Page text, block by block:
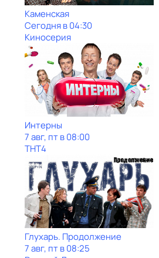
Каменская
Сегодня в 04:30
Киносерия
Интерны
7 авг, пт в 08:00
ТНТ4
Глухарь. Продолжение
7 авг, пт в 08:25